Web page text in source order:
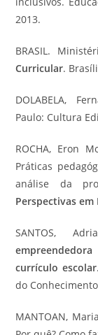
2013.
BRASIL.
Curricular.
DOLABELA,
Paulo: Cultura
ROCHA, Eron
Práticas
análise da
Perspectivas em
SANTOS,
currículo escolar
do
MANTOAN,